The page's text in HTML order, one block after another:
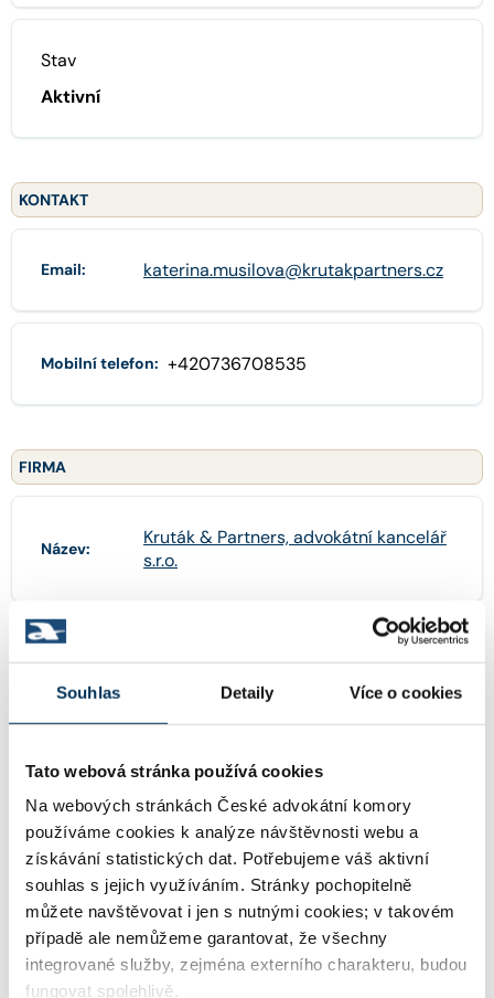
Souhlas Detaily Více o cookies
Tato webová stránka používá cookies
Na webových stránkách České advokátní komory
používáme cookies k analýze návštěvnosti webu a
získávání statistických dat. Potřebujeme váš aktivní
souhlas s jejich využíváním. Stránky pochopitelně
můžete navštěvovat i jen s nutnými cookies; v takovém
případě ale nemůžeme garantovat, že všechny
integrované služby, zejména externího charakteru, budou
fungovat spolehlivě.
Stav
Aktivní
KONTAKT
Email: katerina.musilova@krutakpartners.cz
Mobilní telefon: +420736708535
FIRMA
Název:
Kruták & Partners, advokátní kancelář
s.r.o.
WWW: http://www.krutakpartners.cz
Email: tomas.krutak@krutakpartners.cz